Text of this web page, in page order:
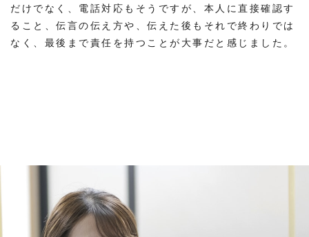
だけでなく、電話対応もそうですが、本人に直接確認す
ること、伝言の伝え方や、伝えた後もそれで終わりでは
なく、最後まで責任を持つことが大事だと感じました。